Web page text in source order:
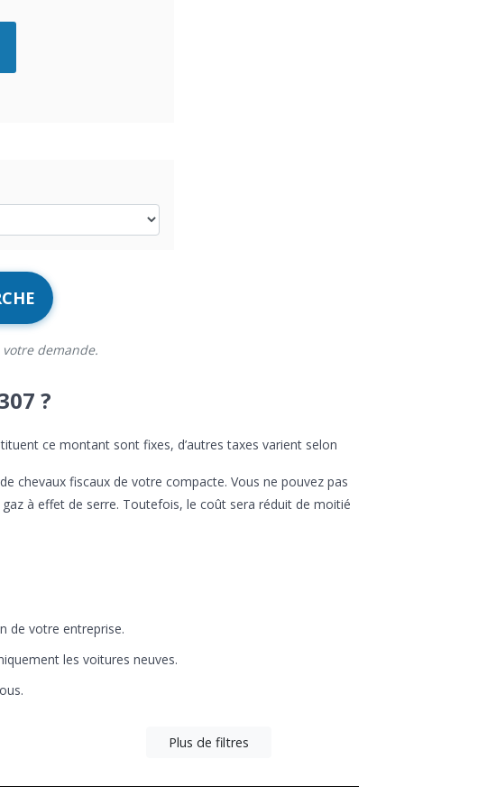
demande.
?
ce montant sont fixes, d’autres taxes varient selon
chevaux fiscaux de votre compacte. Vous ne pouvez pas
à effet de serre. Toutefois, le coût sera réduit de moitié
de votre entreprise.
les voitures neuves.
Plus de filtres